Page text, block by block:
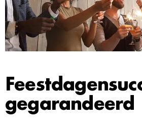
gegarandeerd